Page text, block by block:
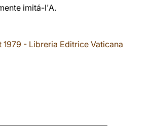
imitá-l'A.
- Libreria Editrice Vaticana